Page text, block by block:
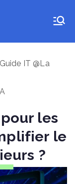
IT @La
pour les
le
?